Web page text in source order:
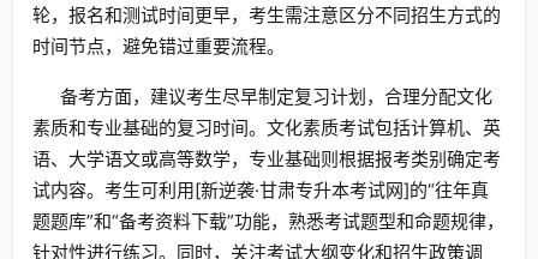
轮，报名和测试时间更早，考生需注意区分不同招生方式的
时间节点，避免错过重要流程。
备考方面，建议考生尽早制定复习计划，合理分配文化
素质和专业基础的复习时间。文化素质考试包括计算机、英
语、大学语文或高等数学，专业基础则根据报考类别确定考
试内容。考生可利用[新逆袭·甘肃专升本考试网]的“往年真
题题库”和“备考资料下载”功能，熟悉考试题型和命题规律，
针对性进行练习。同时，关注考试大纲变化和招生政策调